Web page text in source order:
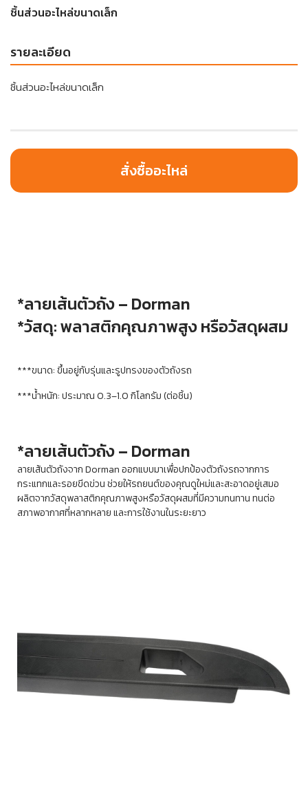
ชิ้นส่วนอะไหล่ขนาดเล็ก
รายละเอียด
ชิ้นส่วนอะไหล่ขนาดเล็ก
สั่งซื้ออะไหล่
*ลายเส้นตัวถัง – Dorman
*วัสดุ: พลาสติกคุณภาพสูง หรือวัสดุผสม
***ขนาด: ขึ้นอยู่กับรุ่นและรูปทรงของตัวถังรถ
***น้ำหนัก: ประมาณ 0.3–1.0 กิโลกรัม (ต่อชิ้น)
*ลายเส้นตัวถัง – Dorman
ลายเส้นตัวถังจาก Dorman ออกแบบมาเพื่อปกป้องตัวถังรถจากการ
กระแทกและรอยขีดข่วน ช่วยให้รถยนต์ของคุณดูใหม่และสะอาดอยู่เสมอ
ผลิตจากวัสดุพลาสติกคุณภาพสูงหรือวัสดุผสมที่มีความทนทาน ทนต่อ
สภาพอากาศที่หลากหลาย และการใช้งานในระยะยาว